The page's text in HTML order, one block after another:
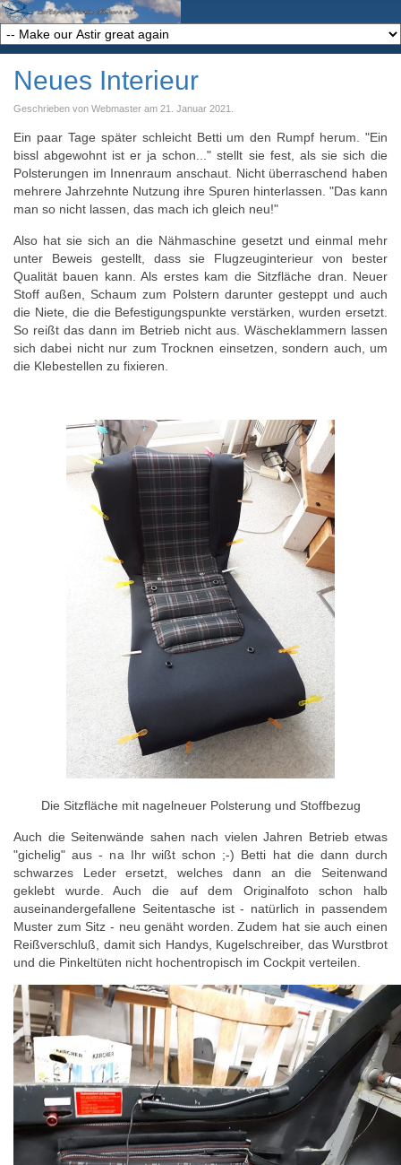
Neues Interieur
Geschrieben von Webmaster am 21. Januar 2021
Ein paar Tage später schleicht Betti um den Rumpf herum. "Ein
bissl abgewohnt ist er ja schon..." stellt sie fest, als sie sich die
Polsterungen im Innenraum anschaut. Nicht überraschend haben
mehrere Jahrzehnte Nutzung ihre Spuren hinterlassen. "Das kann
man so nicht lassen, das mach ich gleich neu!"
Also hat sie sich an die Nähmaschine gesetzt und einmal mehr
unter Beweis gestellt, dass sie Flugzeuginterieur von bester
Qualität bauen kann. Als erstes kam die Sitzfläche dran. Neuer
Stoff außen, Schaum zum Polstern darunter gesteppt und auch
die Niete, die die Befestigungspunkte verstärken, wurden ersetzt.
So reißt das dann im Betrieb nicht aus. Wäscheklammern lassen
sich dabei nicht nur zum Trocknen einsetzen, sondern auch, um
die Klebestellen zu fixieren.
Die Sitzfläche mit nagelneuer Polsterung und Stoffbezug
Auch die Seitenwände sahen nach vielen Jahren Betrieb etwas
"gichelig" aus - na Ihr wißt schon ;-) Betti hat die dann durch
schwarzes Leder ersetzt, welches dann an die Seitenwand
geklebt wurde. Auch die auf dem Originalfoto schon halb
auseinandergefallene Seitentasche ist - natürlich in passendem
Muster zum Sitz - neu genäht worden. Zudem hat sie auch einen
Reißverschluß, damit sich Handys, Kugelschreiber, das Wurstbrot
und die Pinkeltüten nicht hochentropisch im Cockpit verteilen.